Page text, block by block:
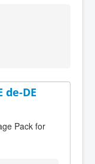
de-DE
Pack for